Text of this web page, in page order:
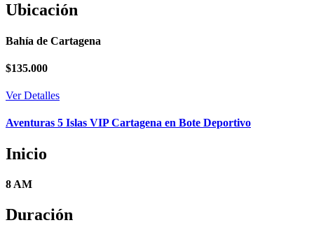
Ubicación
Bahía de Cartagena
$135.000
Ver Detalles
Aventuras 5 Islas VIP Cartagena en Bote Deportivo
Inicio
8 AM
Duración